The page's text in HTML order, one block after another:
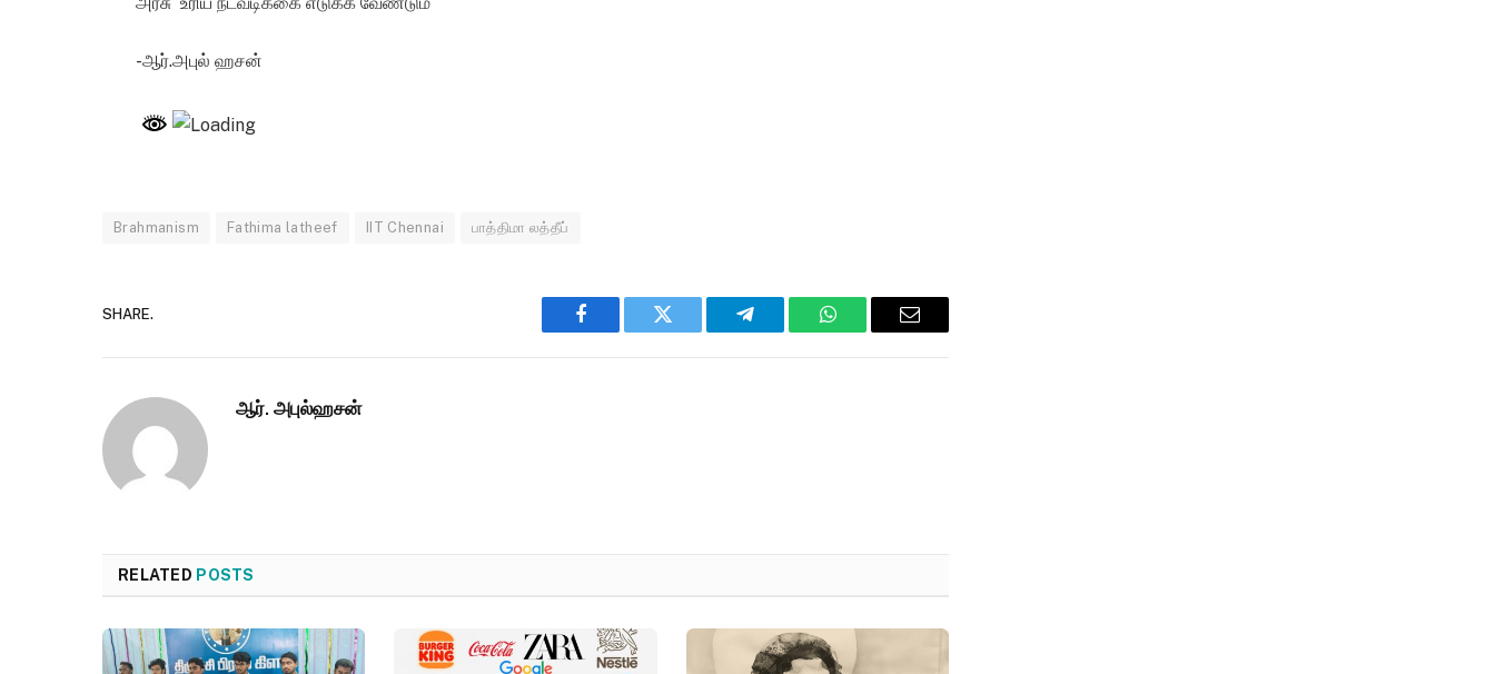
-ஆர்.அபுல் ஹசன்
Brahmanism Fathima latheef IIT Chennai பாத்திமா லத்தீப்
SHARE.
Facebook Twitter Telegram WhatsAppEmail
ஆர். அபுல்ஹசன்
RELATED POSTS